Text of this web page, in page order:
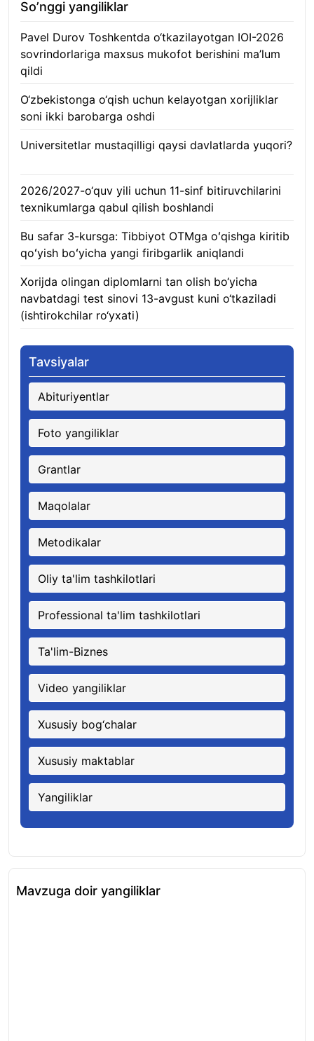
So’nggi yangiliklar
Pavel Durov Toshkentda o‘tkazilayotgan IOI-2026
sovrindorlariga maxsus mukofot berishini ma’lum
qildi
O‘zbekistonga o‘qish uchun kelayotgan xorijliklar
soni ikki barobarga oshdi
Universitetlar mustaqilligi qaysi davlatlarda yuqori?
2026/2027-o‘quv yili uchun 11-sinf bitiruvchilarini
texnikumlarga qabul qilish boshlandi
Bu safar 3-kursga: Tibbiyot OTMga oʻqishga kiritib
qoʻyish boʻyicha yangi firibgarlik aniqlandi
Xorijda olingan diplomlarni tan olish bo‘yicha
navbatdagi test sinovi 13-avgust kuni o‘tkaziladi
(ishtirokchilar ro‘yxati)
Tavsiyalar
Abituriyentlar
Foto yangiliklar
Grantlar
Maqolalar
Metodikalar
Oliy ta'lim tashkilotlari
Professional ta'lim tashkilotlari
Ta'lim-Biznes
Video yangiliklar
Xususiy bog‘chalar
Xususiy maktablar
Yangiliklar
Mavzuga doir yangiliklar